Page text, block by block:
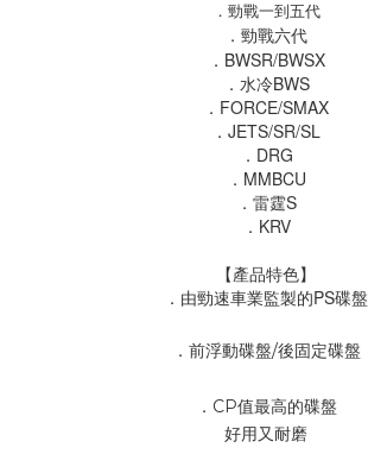
．勁戰一到五代
．勁戰六代
．BWSR/BWSX
．水冷BWS
．FORCE/SMAX
．JETS/SR/SL
．DRG
．MMBCU
．雷霆S
．KRV
【產品特色】
． 由勁速車業監製的PS碟盤
． 前浮動碟盤/後固定碟盤
． CP值最高的碟盤
好用又耐磨